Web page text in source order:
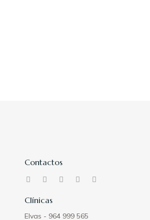
Contactos
Clínicas
Elvas - 964 999 565